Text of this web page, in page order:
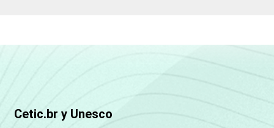
Cetic.br y Unesco